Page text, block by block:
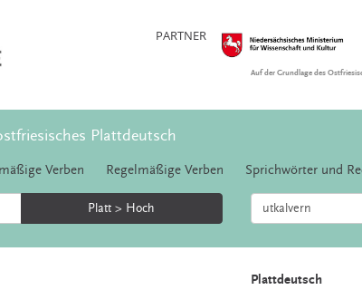
PARTNER
Auf der Grundlage des
Plattdeutsch
Verben Regelmäßige Verben Sprichwörter und
Platt > Hoch
Plattdeutsch